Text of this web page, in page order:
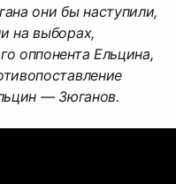
они бы наступили,
на выборах,
оппонента Ельцина,
— Зюганов.